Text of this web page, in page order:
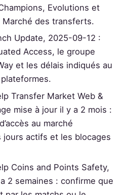
Evolutions et
Marché des transferts.
Update, 2025-09-12 :
Access, le groupe
et les délais indiqués au
Transfer Market Web &
mise à jour il y a 2 mois :
au marché
jours actifs et les blocages
Coins and Points Safety,
2 semaines : confirme que